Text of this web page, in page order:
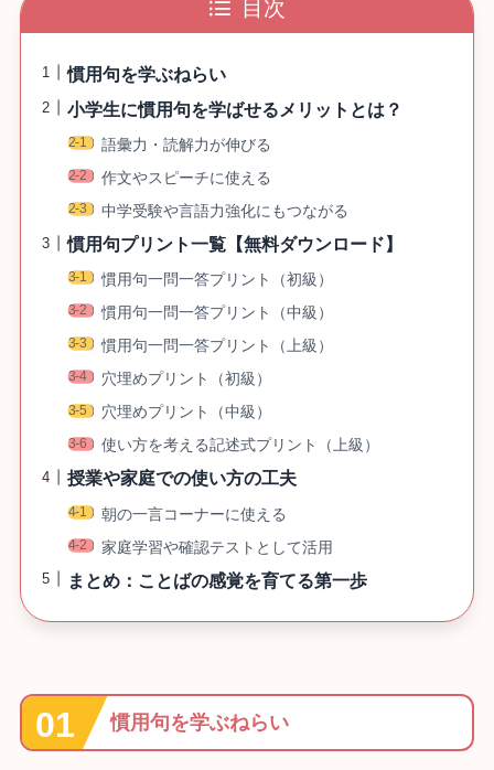
目次
慣用句を学ぶねらい
小学生に慣用句を学ばせるメリットとは？
語彙力・読解力が伸びる
作文やスピーチに使える
中学受験や言語力強化にもつながる
慣用句プリント一覧【無料ダウンロード】
慣用句一問一答プリント（初級）
慣用句一問一答プリント（中級）
慣用句一問一答プリント（上級）
穴埋めプリント（初級）
穴埋めプリント（中級）
使い方を考える記述式プリント（上級）
授業や家庭での使い方の工夫
朝の一言コーナーに使える
家庭学習や確認テストとして活用
まとめ：ことばの感覚を育てる第一歩
慣用句を学ぶねらい